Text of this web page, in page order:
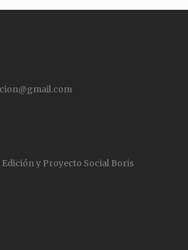
y Proyecto Social Boris